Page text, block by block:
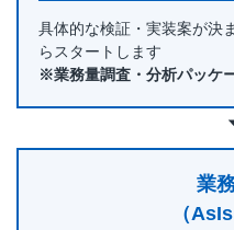
具体的な検証・実装案が決
らスタートします
※業務量調査・分析パッケ
業
（